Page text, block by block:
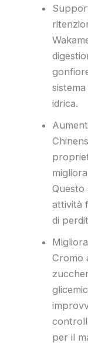
idrica.
Questo
attività
di
Cromo
per il